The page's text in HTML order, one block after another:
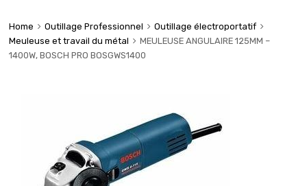
Home Outillage Professionnel
Outillage électroportatif
Meuleuse et travail du métal
MEULEUSE ANGULAIRE 125MM –
1400W, BOSCH PRO BOSGWS1400